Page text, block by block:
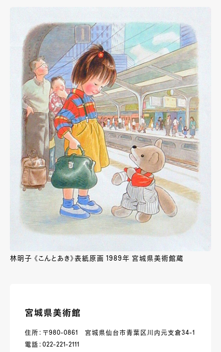
林明子 《こんとあき》表紙原画 1989年 宮城県美術館蔵
宮城県美術館
住所：〒980-0861 宮城県仙台市青葉区川内元支倉34-1
電話：022-221-2111